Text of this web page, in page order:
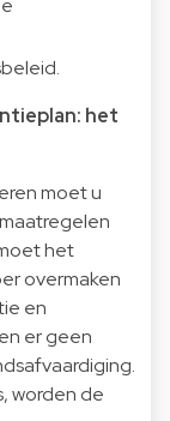
het
moet u
het
overmaken
en
er geen
worden de